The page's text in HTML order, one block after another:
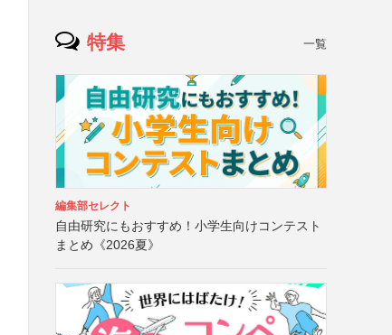
特集 一覧
編集部セレクト
自由研究にもおすすめ！小学生向けコンテスト
まとめ《2026夏》